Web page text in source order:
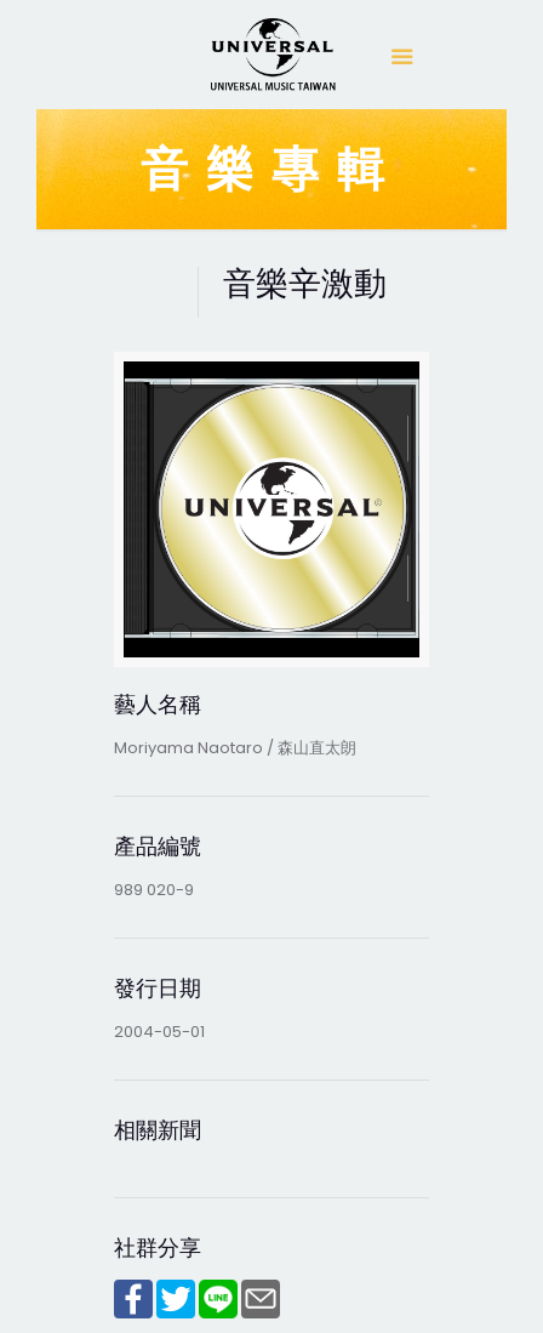
音樂專輯
音樂辛激動
藝人名稱
Moriyama Naotaro / 森山直太朗
產品編號
989 020-9
發行日期
2004-05-01
相關新聞
社群分享